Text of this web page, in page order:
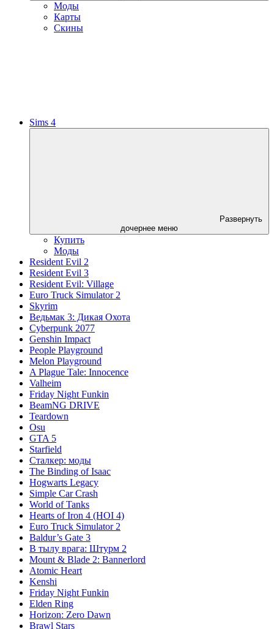
Моды
Карты
Скины
Sims 4
Развернуть
дочернее меню
Купить
Моды
Resident Evil 2
Resident Evil 3
Resident Evil: Village
Euro Truck Simulator 2
Skyrim
Ведьмак 3: Дикая Охота
Cyberpunk 2077
Genshin Impact
People Playground
Melon Playground
A Plague Tale: Innocence
Valheim
Friday Night Funkin
BeamNG DRIVE
Teardown
Osu
GTA 5
Starfield
Сталкер: моды
The Binding of Isaac
Hogwarts Legacy
Simple Car Crash
World of Tanks
Hearts of Iron 4 (HOI 4)
Euro Truck Simulator 2
Baldur’s Gate 3
В тылу врага: Штурм 2
Mount & Blade 2: Bannerlord
Atomic Heart
Kenshi
Friday Night Funkin
Elden Ring
Horizon: Zero Dawn
Brawl Stars